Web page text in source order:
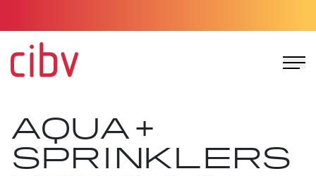
AQUA+
SPRINKLERS